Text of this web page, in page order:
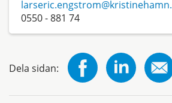
0550 - 881 74
Dela sidan: